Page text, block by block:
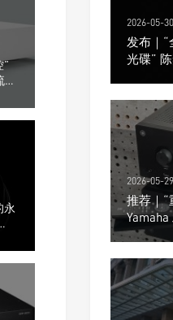
”
永
2026-05-30
发布｜
光碟”
2026-05-
推荐｜“
大器